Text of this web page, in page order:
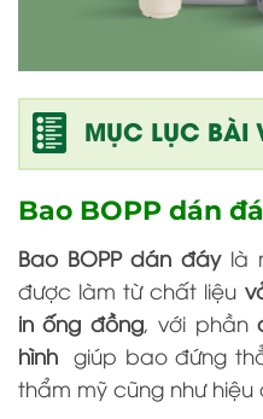
MỤC LỤC BÀI
Bao BOPP dán
Bao BOPP dán đáy là
được làm từ chất liệu
in ống đồng, với phần
hình giúp bao đứng
thẩm mỹ cũng như hiệu